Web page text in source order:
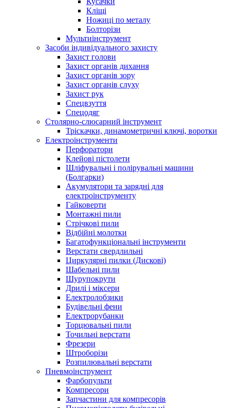
Кліщі
Ножиці по металу
Болторізи
Мультиінструмент
Засоби індивідуального захисту
Захист голови
Захист органів дихання
Захист органів зору
Захист органів слуху
Захист рук
Спецвзуття
Спецодяг
Столярно-слюсарний інструмент
Тріскачки, динамометричні ключі, воротки
Електроінструменти
Перфоратори
Клейові пістолети
Шліфувальні і полірувальні машини
(Болгарки)
Акумулятори та зарядні для
електроінструменту
Гайковерти
Монтажні пили
Стрічкові пили
Відбійні молотки
Багатофункціональні інструменти
Верстати свердлильні
Циркулярні пилки (Дискові)
Шабельні пили
Шурупокрути
Дрилі і міксери
Електролобзики
Будівельні фени
Електрорубанки
Торцювальні пили
Точильні верстати
Фрезери
Штроборізи
Розпилювальні верстати
Пневмоінструмент
Фарбопульти
Компресори
Запчастини для компресорів